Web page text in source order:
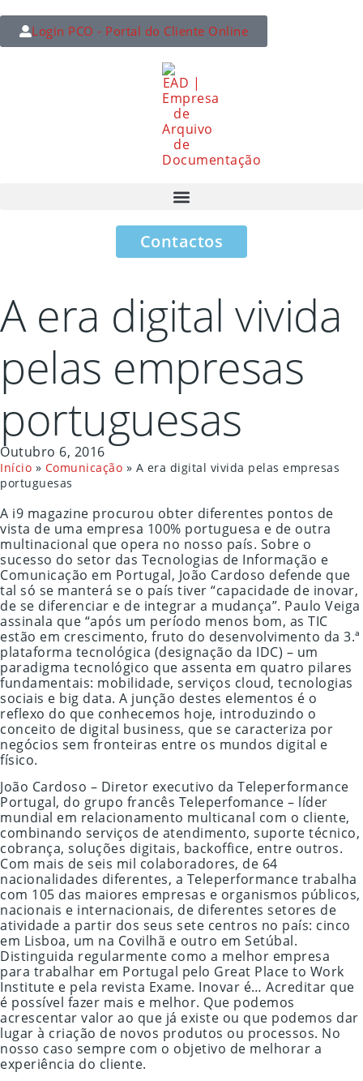
Login PCO - Portal do Cliente Online
Contactos
A era digital vivida
pelas empresas
portuguesas
Outubro 6, 2016
Início » Comunicação » A era digital vivida pelas empresas
portuguesas
A i9 magazine procurou obter diferentes pontos de
vista de uma empresa 100% portuguesa e de outra
multinacional que opera no nosso país. Sobre o
sucesso do setor das Tecnologias de Informação e
Comunicação em Portugal, João Cardoso defende que
tal só se manterá se o país tiver “capacidade de inovar,
de se diferenciar e de integrar a mudança”. Paulo Veiga
assinala que “após um período menos bom, as TIC
estão em crescimento, fruto do desenvolvimento da 3.ª
plataforma tecnológica (designação da IDC) – um
paradigma tecnológico que assenta em quatro pilares
fundamentais: mobilidade, serviços cloud, tecnologias
sociais e big data. A junção destes elementos é o
reflexo do que conhecemos hoje, introduzindo o
conceito de digital business, que se caracteriza por
negócios sem fronteiras entre os mundos digital e
físico.
João Cardoso – Diretor executivo da Teleperformance
Portugal, do grupo francês Teleperfomance – líder
mundial em relacionamento multicanal com o cliente,
combinando serviços de atendimento, suporte técnico,
cobrança, soluções digitais, backoffice, entre outros.
Com mais de seis mil colaboradores, de 64
nacionalidades diferentes, a Teleperformance trabalha
com 105 das maiores empresas e organismos públicos,
nacionais e internacionais, de diferentes setores de
atividade a partir dos seus sete centros no país: cinco
em Lisboa, um na Covilhã e outro em Setúbal.
Distinguida regularmente como a melhor empresa
para trabalhar em Portugal pelo Great Place to Work
Institute e pela revista Exame. Inovar é… Acreditar que
é possível fazer mais e melhor. Que podemos
acrescentar valor ao que já existe ou que podemos dar
lugar à criação de novos produtos ou processos. No
nosso caso sempre com o objetivo de melhorar a
experiência do cliente.